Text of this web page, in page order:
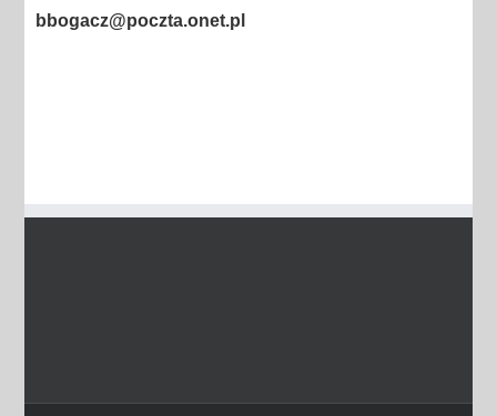
bbogacz@poczta.onet.pl